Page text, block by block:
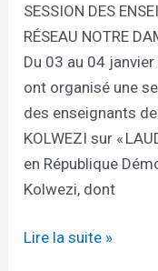
SESSION DES
RÉSEAU NOTRE
Du 03 au 04
ont organisé une
des enseignants
KOLWEZI sur «
en République
Kolwezi, dont
DAME
DE
KOLWEZI
SUR
LAUDATO
SI
Lire la suite »